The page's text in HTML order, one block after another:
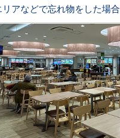
アなどで忘れ物をした場合